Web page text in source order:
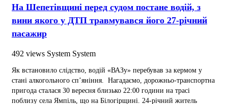
На Шепетівщині перед судом постане водій, з
вини якого у ДТП травмувався його 27-річний
пасажир
492 views System System
Як встановило слідство, водій «ВАЗу» перебував за кермом у
стані алкогольного сп’яніння. Нагадаємо, дорожньо-транспортна
пригода сталася 30 вересня близько 22:00 години на трасі
поблизу села Ямпіль, що на Білогірщині. 24-річний житель